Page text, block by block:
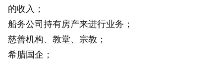
的收入；
船务公司持有房产来进行业务；
慈善机构、教堂、宗教；
希腊国企；